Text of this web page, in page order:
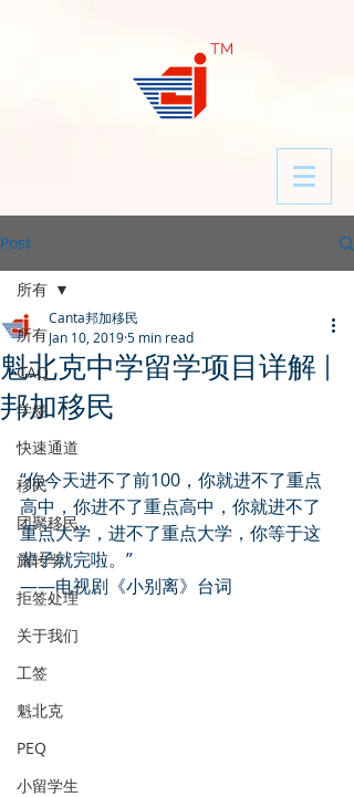
​TM
Post
所有
CAQ
学签
快速通道
移民
团聚移民
旅转学
拒签处理
关于我们
工签
魁北克
PEQ
小留学生
所有
魁北克中学留学项目详解 |
邦加移民
Canta邦加移民
Jan 10, 20195 min read
“你今天进不了前100，你就进不了重点
高中，你进不了重点高中，你就进不了
重点大学，进不了重点大学，你等于这
辈子就完啦。”
——电视剧《小别离》台词